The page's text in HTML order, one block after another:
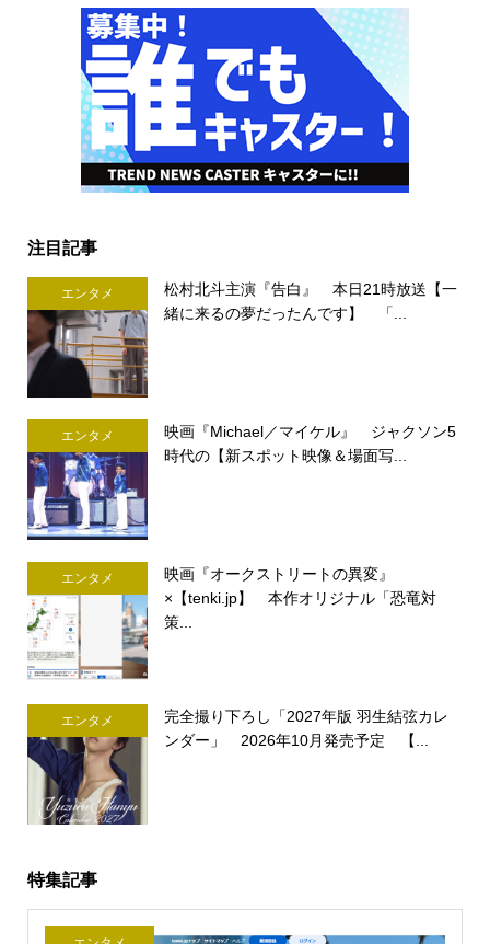
注目記事
エンタメ
松村北斗主演『告白』 本日21時放送【一
緒に来るの夢だったんです】 「...
エンタメ
映画『Michael／マイケル』 ジャクソン5
時代の【新スポット映像＆場面写...
エンタメ
映画『オークストリートの異変』
×【tenki.jp】 本作オリジナル「恐竜対
策...
エンタメ
完全撮り下ろし「2027年版 羽生結弦カレ
ンダー」 2026年10月発売予定 【...
特集記事